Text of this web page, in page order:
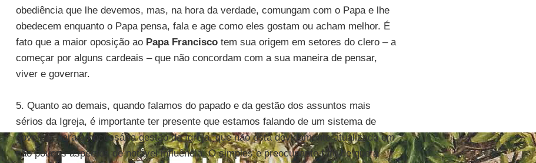
obediência que lhe devemos, mas, na hora da verdade, comungam com o Papa e lhe
obedecem enquanto o Papa pensa, fala e age como eles gostam ou acham melhor. É
fato que a maior oposição ao Papa Franciscotem sua origem em setores do clero – a
começar por alguns cardeais – que não concordam com a sua maneira de pensar,
viver e governar.
5. Quanto ao demais, quando falamos do papado e da gestão dos assuntos mais
sérios da Igreja, é importante ter presente que estamos falando de um sistema de
governo, para a necessária gestão da Igreja, que não está devidamente atualizado em
não poucos aspectos de notável influência. O simples e preocupante fato de que a